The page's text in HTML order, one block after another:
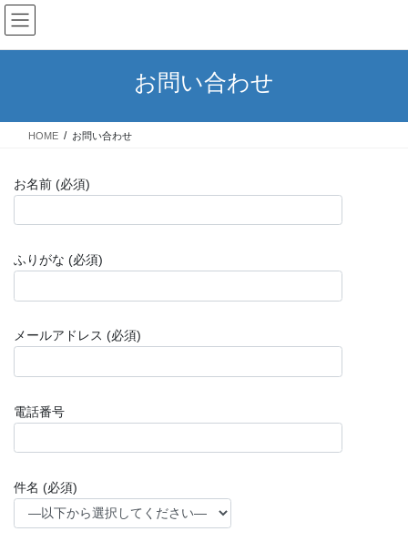
コ
ン
テ
ス
ナ
ビ
ゲ
ン
お問い合わせ
HOME お問い合わせ
お名前 (必須)
ふりがな (必須)
メールアドレス (必須)
電話番号
件名 (必須)